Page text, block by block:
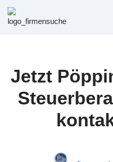
Zum
Jetzt